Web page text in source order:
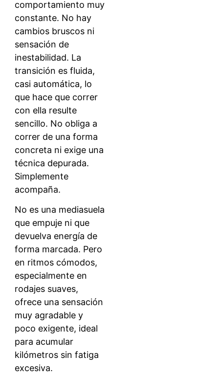
comportamiento muy
constante. No hay
cambios bruscos ni
sensación de
inestabilidad. La
transición es fluida,
casi automática, lo
que hace que correr
con ella resulte
sencillo. No obliga a
correr de una forma
concreta ni exige una
técnica depurada.
Simplemente
acompaña.
No es una mediasuela
que empuje ni que
devuelva energía de
forma marcada. Pero
en ritmos cómodos,
especialmente en
rodajes suaves,
ofrece una sensación
muy agradable y
poco exigente, ideal
para acumular
kilómetros sin fatiga
excesiva.